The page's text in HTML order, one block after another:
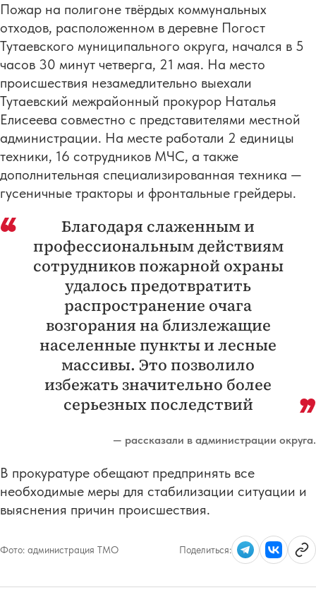
Пожар на полигоне твёрдых коммунальных
отходов, расположенном в деревне Погост
Тутаевского муниципального округа, начался в 5
часов 30 минут четверга, 21 мая. На место
происшествия незамедлительно выехали
Тутаевский межрайонный прокурор Наталья
Елисеева совместно с представителями местной
администрации. На месте работали 2 единицы
техники, 16 сотрудников МЧС, а также
дополнительная специализированная техника —
гусеничные тракторы и фронтальные грейдеры.
Благодаря слаженным и
профессиональным действиям
сотрудников пожарной охраны
удалось предотвратить
распространение очага
возгорания на близлежащие
населенные пункты и лесные
массивы. Это позволило
избежать значительно более
серьезных последствий
— рассказали в администрации округа.
В прокуратуре обещают предпринять все
необходимые меры для стабилизации ситуации и
выяснения причин происшествия.
Фото: администрация ТМО Поделиться: